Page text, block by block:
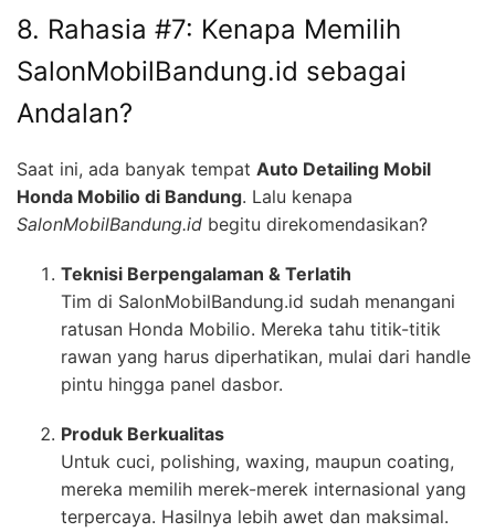
8. Rahasia #7: Kenapa Memilih
SalonMobilBandung.id sebagai
Andalan?
Saat ini, ada banyak tempat Auto Detailing Mobil
Honda Mobilio di Bandung. Lalu kenapa
SalonMobilBandung.id begitu direkomendasikan?
Teknisi Berpengalaman & Terlatih
Tim di SalonMobilBandung.id sudah menangani
ratusan Honda Mobilio. Mereka tahu titik-titik
rawan yang harus diperhatikan, mulai dari handle
pintu hingga panel dasbor.
Produk Berkualitas
Untuk cuci, polishing, waxing, maupun coating,
mereka memilih merek-merek internasional yang
terpercaya. Hasilnya lebih awet dan maksimal.